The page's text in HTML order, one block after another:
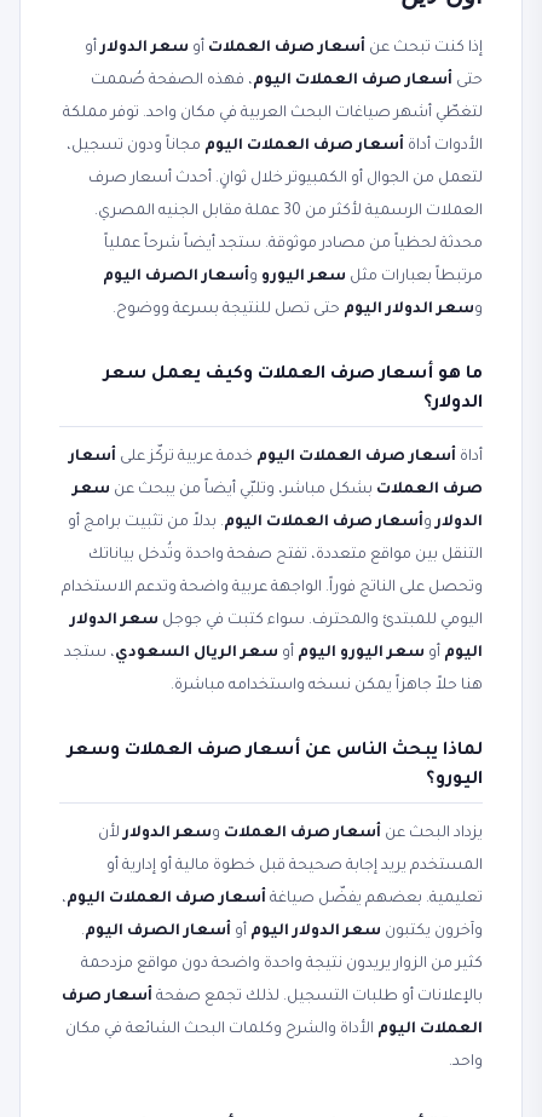
إذا كنت تبحث عن أسعار صرف العملات أو سعر الدولارأو
حتى أسعار صرف العملات اليوم، فهذه الصفحة صُممت
لتغطّي أشهر صياغات البحث العربية في مكان واحد. توفر مملكة
الأدوات أداة أسعار صرف العملات اليوم مجاناً ودون تسجيل،
لتعمل من الجوال أو الكمبيوتر خلال ثوانٍ. أحدث أسعار صرف
العملات الرسمية لأكثر من 30 عملة مقابل الجنيه المصري.
محدثة لحظياً من مصادر موثوقة. ستجد أيضاً شرحاً عملياً
مرتبطاً بعبارات مثل سعر اليورو وأسعار الصرف اليوم
وسعر الدولار اليوم حتى تصل للنتيجة بسرعة ووضوح.
ما هو أسعار صرف العملات وكيف يعمل سعر
الدولار؟
أداة أسعار صرف العملات اليوم خدمة عربية تركّز على أسعار
صرف العملات بشكل مباشر، وتلبّي أيضاً من يبحث عن سعر
الدولاروأسعار صرف العملات اليوم. بدلاً من تثبيت برامج أو
التنقل بين مواقع متعددة، تفتح صفحة واحدة وتُدخل بياناتك
وتحصل على الناتج فوراً. الواجهة عربية واضحة وتدعم الاستخدام
اليومي للمبتدئ والمحترف. سواء كتبت في جوجل سعر الدولار
اليوم أو سعر اليورو اليوم أو سعر الريال السعودي، ستجد
هنا حلاً جاهزاً يمكن نسخه واستخدامه مباشرة.
لماذا يبحث الناس عن أسعار صرف العملات وسعر
اليورو؟
يزداد البحث عن أسعار صرف العملات وسعر الدولارلأن
المستخدم يريد إجابة صحيحة قبل خطوة مالية أو إدارية أو
تعليمية. بعضهم يفضّل صياغة أسعار صرف العملات اليوم،
وآخرون يكتبون سعر الدولار اليوم أو أسعار الصرف اليوم.
كثير من الزوار يريدون نتيجة واحدة واضحة دون مواقع مزدحمة
بالإعلانات أو طلبات التسجيل. لذلك تجمع صفحة أسعار صرف
العملات اليوم الأداة والشرح وكلمات البحث الشائعة في مكان
واحد.